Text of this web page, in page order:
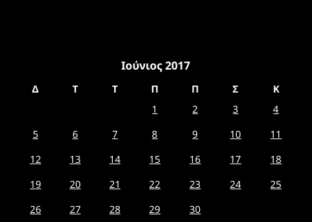
Ιούνιος 2017
Δ Τ Τ Π Π Σ
Κ
1
2 3
4
5
6 7 8 9 10
11
12
13 14 15 16 17
18
19
20 21 22 23 24
25
26
27 28 29
30